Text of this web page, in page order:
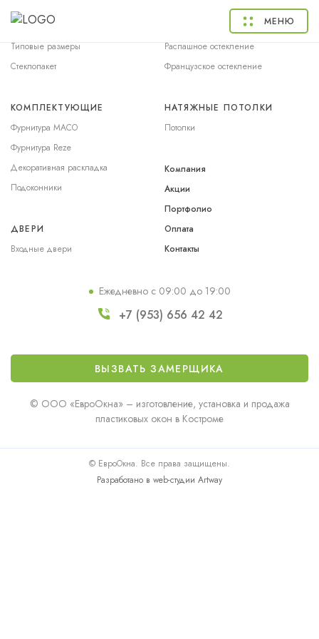
МЕНЮ
Окна ПВХ
Типовые размеры
Стеклопакет
Раздвижное остекление
Распашное остекление
Французское остекление
КОМПЛЕКТУЮЩИЕ
Фурнитура MACO
Фурнитура Reze
Декоративная раскладка
Подоконники
ДВЕРИ
Входные двери
НАТЯЖНЫЕ ПОТОЛКИ
Потолки
Компания
Акции
Портфолио
Оплата
Контакты
© ООО «ЕвроОкна» – изготовление, установка и продажа
пластиковых окон в Костроме
Ежедневно с 09:00 до 19:00
ВЫЗВАТЬ ЗАМЕРЩИКА
+7 (953) 656 42 42
© ЕвроОкна. Все права защищены.
Разработано в web-студии Artway